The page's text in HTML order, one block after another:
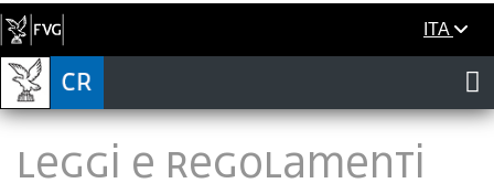
ITA
LEGGI E REGOLAMENTI